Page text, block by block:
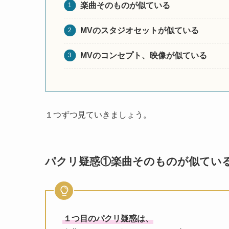
楽曲そのものが似ている
MVのスタジオセットが似ている
MVのコンセプト、映像が似ている
１つずつ見ていきましょう。
パクリ疑惑①楽曲そのものが似てい
１つ目のパクリ疑惑は、